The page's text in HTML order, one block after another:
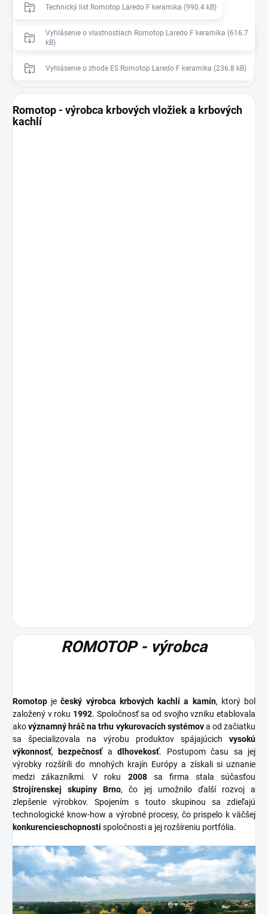
Technický list Romotop Laredo F keramika (990.4 kB)
Vyhlásenie o vlastnostiach Romotop Laredo F keramika (616.7
kB)
Vyhlásenie o zhode ES Romotop Laredo F keramika (236.8 kB)
Romotop - výrobca krbových vložiek a krbových
kachlí
ROMOTOP - výrobca
Romotop ječeský výrobca krbových kachlí a kamín, ktorý bol
založený v roku 1992. Spoločnosť sa od svojho vzniku etablovala
akovýznamný hráč na trhu vykurovacích systémova od začiatku
sa špecializovala na výrobu produktov spájajúcich vysokú
výkonnosť, bezpečnosťadlhovekosť. Postupom času sa jej
výrobky rozšírili do mnohých krajín Európy a získali si uznanie
medzi zákazníkmi. V roku 2008sa firma stala súčasťou
Strojírenskej skupiny Brno, čo jej umožnilo ďalší rozvoj a
zlepšenie výrobkov. Spojením s touto skupinou sa zdieľajú
technologické know-how a výrobné procesy, čo prispelo k väčšej
konkurencieschopnosti spoločnosti a jej rozšíreniu portfólia.